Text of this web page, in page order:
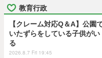
教育行政
【クレーム対応Q＆A】公園
いたずらをしている子供がい
る
2026.8.7 Fri 19:45